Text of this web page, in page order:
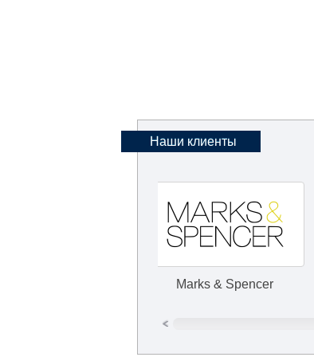
Наши клиенты
Marks & Spencer